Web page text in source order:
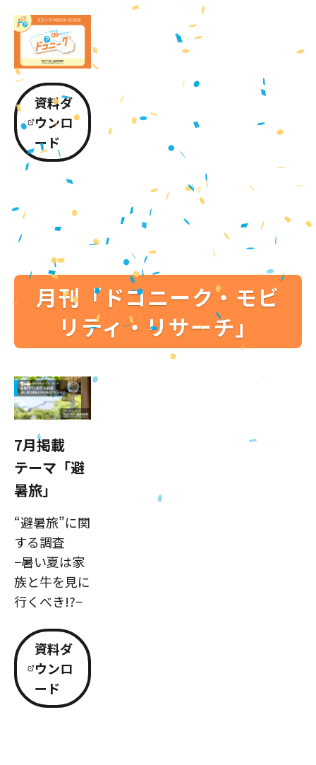
資料ダ
ウンロ
ード
月刊「ドコニーク・モビ
リティ・リサーチ」
7月掲載
テーマ「避
暑旅」
“避暑旅”に関
する調査
−暑い夏は家
族と牛を見に
行くべき!?−
資料ダ
ウンロ
ード